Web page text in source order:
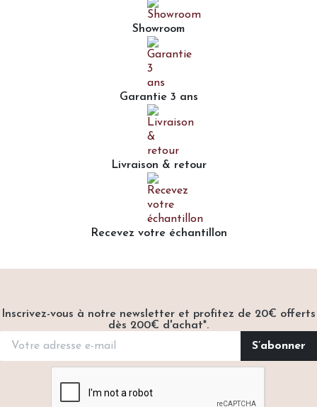
Showroom
Garantie 3 ans
Livraison & retour
Recevez votre échantillon
Inscrivez-vous à notre newsletter et profitez de 20€ offerts
dès 200€ d'achat*.